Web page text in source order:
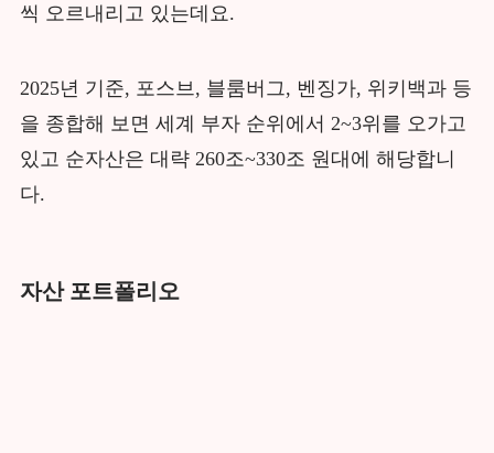
씩 오르내리고 있는데요.
2025년 기준, 포스브, 블룸버그, 벤징가, 위키백과 등
을 종합해 보면 세계 부자 순위에서 2~3위를 오가고
있고 순자산은 대략 260조~330조 원대에 해당합니
다.
자산 포트폴리오